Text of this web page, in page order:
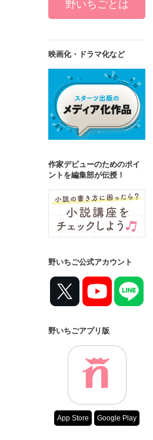
野いちごとは
映画化・ドラマ化など
作家デビューのためのポイ
ントを編集部が伝授！
野いちご公式アカウント
野いちごアプリ版
App Store Google Play